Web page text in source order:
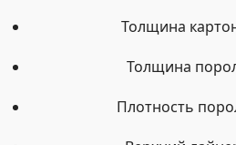
Толщина
Толщина
Плотность